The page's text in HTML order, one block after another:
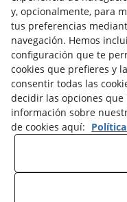
Aviso legal
y, opcionalmente, para
tus preferencias
navegación. Hemos
configuración que te
cookies que prefieres y
consentir todas las
decidir las opciones
información sobre
de cookies aquí: